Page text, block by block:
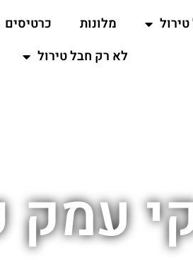
מלונות כרטיסים
לא רק חבל טירול
עמק